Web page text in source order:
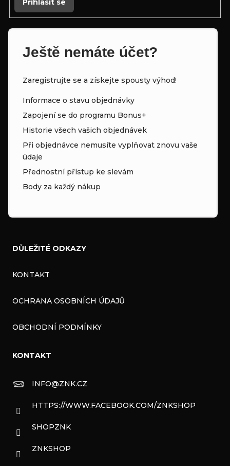
i
u
Přihlásit se
Ještě nemáte účet?
Zaregistrujte se a získejte spousty výhod!
Informace o stavu objednávky
Zapojení se do programu Bonus+
Historie všech vašich objednávek
Při objednávce nemusíte vyplňovat znovu vaše
údaje
Přednostní přístup ke slevám
Body za každý nákup
DŮLEŽITÉ ODKAZY
KONTAKT
OCHRANA OSOBNÍCH ÚDAJŮ
OBCHODNÍ PODMÍNKY
KONTAKT
INFO@ZNK.CZ
HTTPS://WWW.FACEBOOK.COM/ZNKSHOP
SHOPZNK
ZNKSHOP